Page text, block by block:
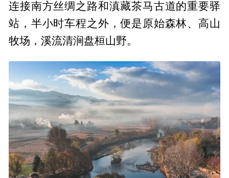
连接南方丝绸之路和滇藏茶马古道的重要驿
站，半小时车程之外，便是原始森林、高山
牧场，溪流清涧盘桓山野。